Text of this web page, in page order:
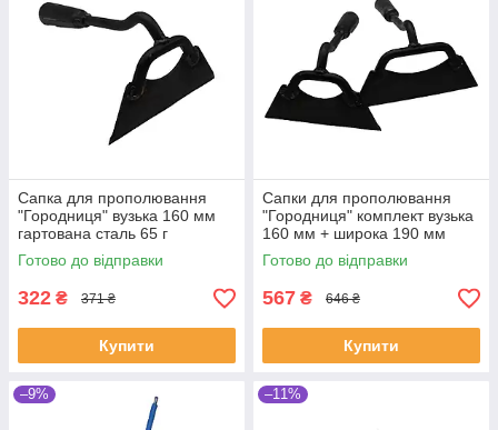
Сапка для прополювання
"Городниця" вузька 160 мм
гартована сталь 65 г
(SHiz15733)
Готово до відправки
322 ₴ 371 ₴
Купити
Сапки для прополювання
"Городниця" комплект вузька
160 мм + широка 190 мм
сталь (SHiz15796)
Готово до відправки
567 ₴ 646 ₴
Купити
–9% –11%